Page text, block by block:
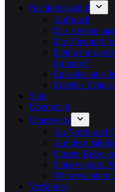
Nachkriegskind
Aufbruch
Das streben
Die 50er und
Doing the
for more?
Episoden aus
Erlebtes
Start
Über mich
Unterwegs
An Nord- und
Auf dem
Unsere Reise
Unterwegs in
Wir erwandern
Vorfahren